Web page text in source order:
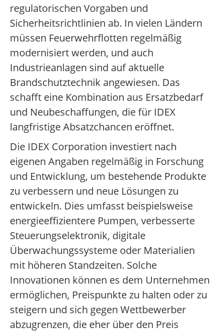
regulatorischen Vorgaben und
Sicherheitsrichtlinien ab. In vielen Ländern
müssen Feuerwehrflotten regelmäßig
modernisiert werden, und auch
Industrieanlagen sind auf aktuelle
Brandschutztechnik angewiesen. Das
schafft eine Kombination aus Ersatzbedarf
und Neubeschaffungen, die für IDEX
langfristige Absatzchancen eröffnet.
Die IDEX Corporation investiert nach
eigenen Angaben regelmäßig in Forschung
und Entwicklung, um bestehende Produkte
zu verbessern und neue Lösungen zu
entwickeln. Dies umfasst beispielsweise
energieeffizientere Pumpen, verbesserte
Steuerungselektronik, digitale
Überwachungssysteme oder Materialien
mit höheren Standzeiten. Solche
Innovationen können es dem Unternehmen
ermöglichen, Preispunkte zu halten oder zu
steigern und sich gegen Wettbewerber
abzugrenzen, die eher über den Preis